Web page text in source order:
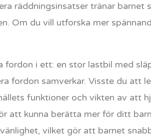
räddningsinsatser tränar barnet
Om du vill utforska mer
i ett: en stor lastbil med
fordon samverkar. Visste du att
funktioner och vikten av att
att kunna berätta mer för ditt
vilket gör att barnet